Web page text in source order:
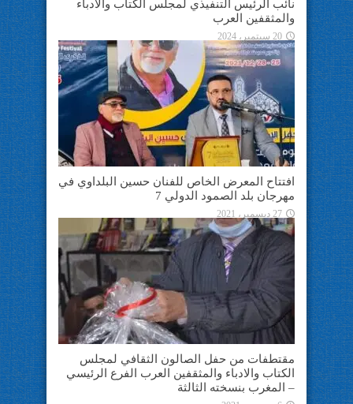
نائب الرئيس التنفيذي لمجلس الكتاب والأدباء
والمثقفين العرب
20 سبتمبر، 2024
افتتاح المعرض الخاص للفنان حسين البلداوي في
مهرجان بلد الصمود الدولي 7
27 ديسمبر، 2021
مقتطفات من حفل الصالون الثقافي لمجلس
الكتاب والادباء والمثقفين العرب الفرع الرئيسي
– المغرب بنسخته الثالثة